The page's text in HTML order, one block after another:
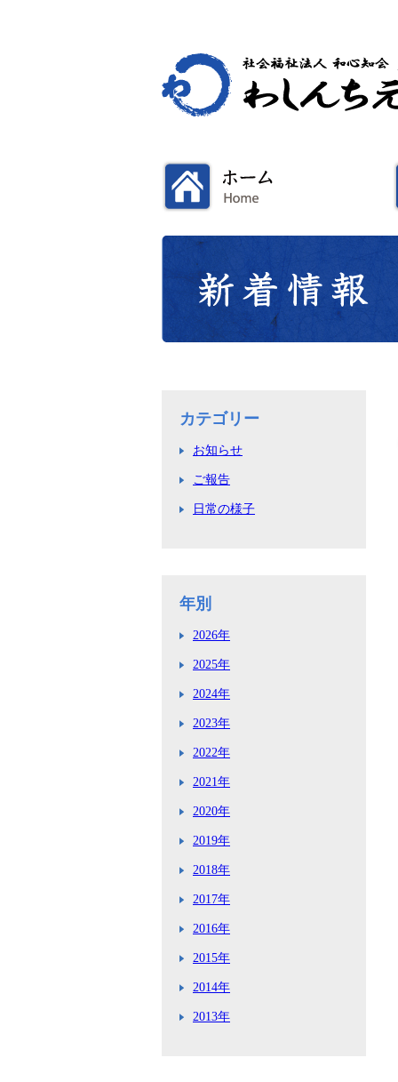
カテゴリー
お知らせ
ご報告
日常の様子
年別
2026年
2025年
2024年
2023年
2022年
2021年
2020年
2019年
2018年
2017年
2016年
2015年
2014年
2013年